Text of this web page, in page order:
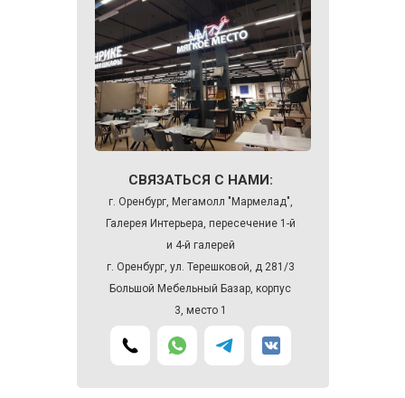
СВЯЗАТЬСЯ С НАМИ:
г. Оренбург, Мегамолл "Мармелад",
Галерея Интерьера, пересечение 1-й
и 4-й галерей
г. Оренбург, ул. Терешковой, д 281/3
Большой Мебельный Базар, корпус
3, место 1